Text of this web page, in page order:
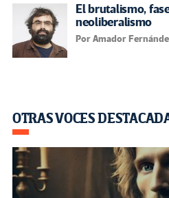
El brutalismo,
neoliberalismo
Por Amador
OTRAS VOCES